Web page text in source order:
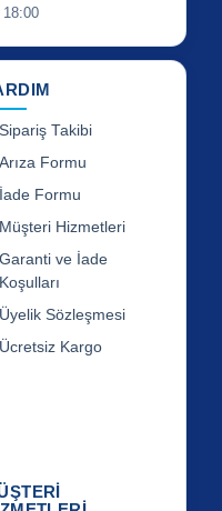
Sipariş Takibi
Arıza Formu
İade Formu
Müşteri Hizmetleri
Garanti ve İade
Koşulları
Üyelik Sözleşmesi
Ücretsiz Kargo